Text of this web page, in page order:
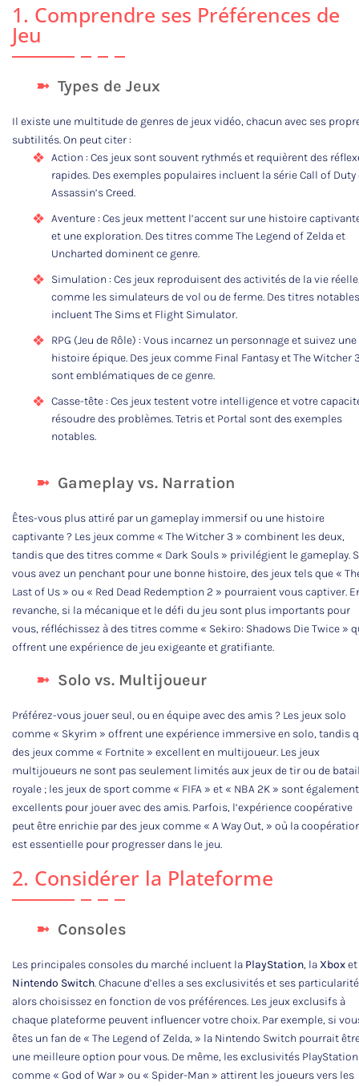
1. Comprendre ses Préférences de
Jeu
Types de Jeux
Il existe une multitude de genres de jeux vidéo, chacun avec ses
subtilités. On peut citer :
Action : Ces jeux sont souvent rythmés et requièrent des
rapides. Des exemples populaires incluent la série Call of Duty
Assassin’s Creed.
Aventure : Ces jeux mettent l’accent sur une histoire
et une exploration. Des titres comme The Legend of Zelda et
Uncharted dominent ce genre.
Simulation : Ces jeux reproduisent des activités de la vie
comme les simulateurs de vol ou de ferme. Des titres notables
incluent The Sims et Flight Simulator.
RPG (Jeu de Rôle) : Vous incarnez un personnage et suivez une
histoire épique. Des jeux comme Final Fantasy et The Witcher
sont emblématiques de ce genre.
Casse-tête : Ces jeux testent votre intelligence et votre
résoudre des problèmes. Tetris et Portal sont des exemples
notables.
Gameplay vs. Narration
Êtes-vous plus attiré par un gameplay immersif ou une histoire
captivante ? Les jeux comme « The Witcher 3 » combinent les deux,
tandis que des titres comme « Dark Souls » privilégient le gameplay.
vous avez un penchant pour une bonne histoire, des jeux tels que «
Last of Us » ou « Red Dead Redemption 2 » pourraient vous captiver.
revanche, si la mécanique et le défi du jeu sont plus importants pour
vous, réfléchissez à des titres comme « Sekiro: Shadows Die Twice »
offrent une expérience de jeu exigeante et gratifiante.
Solo vs. Multijoueur
Préférez-vous jouer seul, ou en équipe avec des amis ? Les jeux solo
comme « Skyrim » offrent une expérience immersive en solo, tandis
des jeux comme « Fortnite » excellent en multijoueur. Les jeux
multijoueurs ne sont pas seulement limités aux jeux de tir ou de
royale ; les jeux de sport comme « FIFA » et « NBA 2K » sont également
excellents pour jouer avec des amis. Parfois, l’expérience coopérative
peut être enrichie par des jeux comme « A Way Out, » où la
est essentielle pour progresser dans le jeu.
2. Considérer la Plateforme
Consoles
Les principales consoles du marché incluent la PlayStation, la Xbox
Nintendo Switch. Chacune d’elles a ses exclusivités et ses
alors choisissez en fonction de vos préférences. Les jeux exclusifs à
chaque plateforme peuvent influencer votre choix. Par exemple, si
êtes un fan de « The Legend of Zelda, » la Nintendo Switch pourrait
une meilleure option pour vous. De même, les exclusivités PlayStation
comme « God of War » ou « Spider-Man » attirent les joueurs vers les